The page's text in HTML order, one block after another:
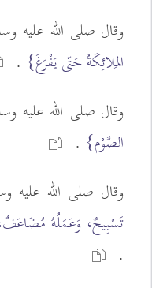
وقال صلى الله عليه
المَلائِكَةُ حَتّى يَفْرَغَ} .
وقال صلى الله عليه
الصَّوْم} .
وقال صلى الله عليه
تَسْبِيحٌ، وَعَمَلُهُ
.